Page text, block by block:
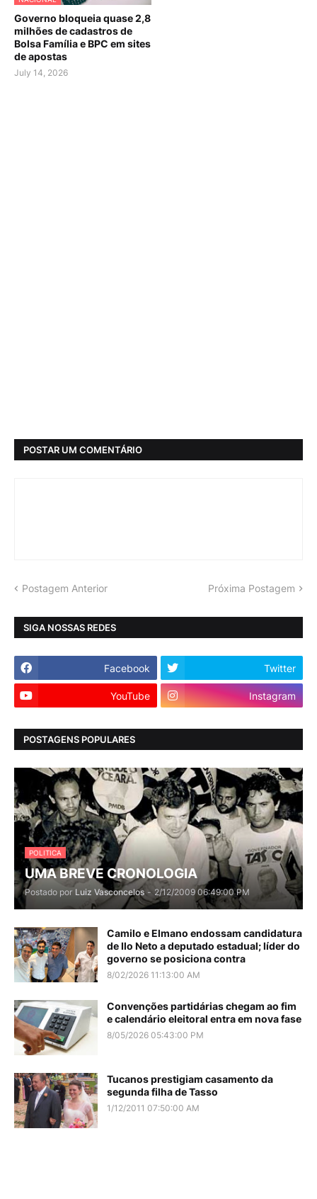
Governo bloqueia quase 2,8
milhões de cadastros de
Bolsa Família e BPC em sites
de apostas
July 14, 2026
POSTAR UM COMENTÁRIO
Postagem Anterior Próxima Postagem
SIGA NOSSAS REDES
Facebook Twitter
YouTube Instagram
POSTAGENS POPULARES
POLITICA
UMA BREVE CRONOLOGIA
Postado por Luiz Vasconcelos - 2/12/2009 06:49:00 PM
Camilo e Elmano endossam candidatura
de Ilo Neto a deputado estadual; líder do
governo se posiciona contra
8/02/2026 11:13:00 AM
Convenções partidárias chegam ao fim
e calendário eleitoral entra em nova fase
8/05/2026 05:43:00 PM
Tucanos prestigiam casamento da
segunda filha de Tasso
1/12/2011 07:50:00 AM